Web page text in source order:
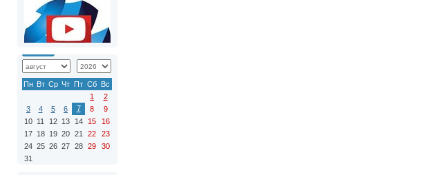
Пн Вт Ср Чт Пт Сб Вс
1
2
3
4 5 6 7 8
9
10 11 12 13 14 15
16
17 18 19 20 21 22
23
24 25 26 27 28 29
30
31